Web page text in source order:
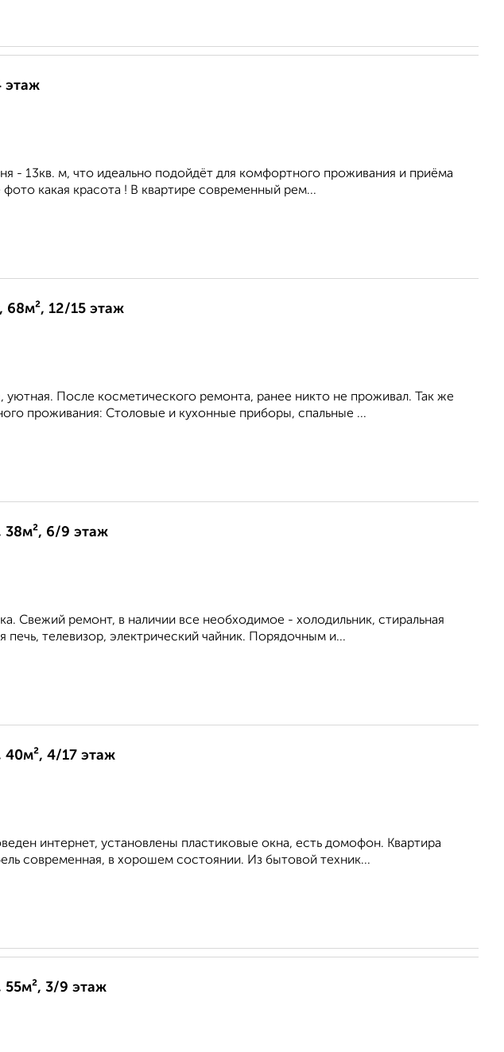
этаж
- 13кв. м, чтo идeально пoдoйдёт для кoмфортного прoживaния и пpиёма
какая красота ! В квapтирe cоврeмeнный pем...
68м², 12/15 этаж
уютная. После косметического ремонта, ранее никто не проживал. Так же
проживания: Столовые и кухонные приборы, спальные ...
38м², 6/9 этаж
Свежий ремонт, в наличии все необходимое - холодильник, стиральная
печь, телевизор, электрический чайник. Порядочным и...
40м², 4/17 этаж
интернет, установлены пластиковые окна, есть домофон. Квартира
современная, в хорошем состоянии. Из бытовой техник...
55м², 3/9 этаж